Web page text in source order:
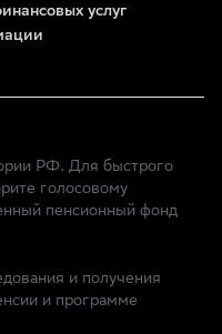
услуг
РФ. Для быстрого
голосовому
пенсионный фонд
и получения
и программе